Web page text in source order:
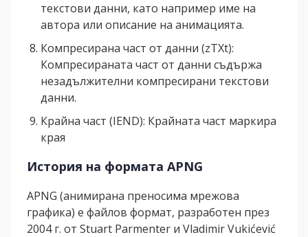
текстови данни, като например име на
автора или описание на анимацията.
Компресирана част от данни (zTXt):
Компресираната част от данни съдържа
незадължителни компресирани текстови
данни.
Крайна част (IEND): Крайната част маркира
края
История на формата APNG
APNG (анимирана преносима мрежова
графика) е файлов формат, разработен през
2004 г. от Stuart Parmenter и Vladimir Vukićević